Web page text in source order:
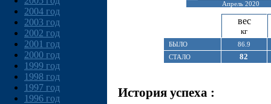
2004 год
2003 год
2002 год
2001 год
2000 год
1999 год
1998 год
1997 год
1996 год
Апрель 2020
вес
кг
БЫЛО
86.9
СТАЛО
82
История успеха :